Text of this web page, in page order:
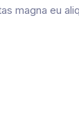
magna eu